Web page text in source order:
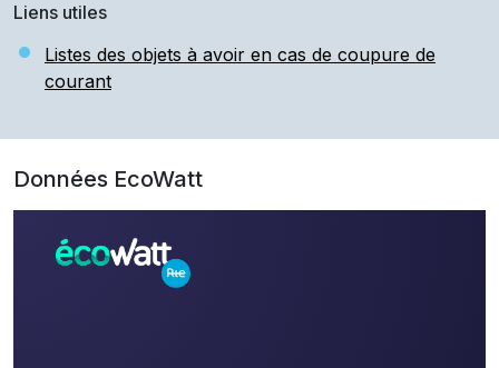
Liens utiles
Listes des objets à avoir en cas de coupure de
courant
Données EcoWatt